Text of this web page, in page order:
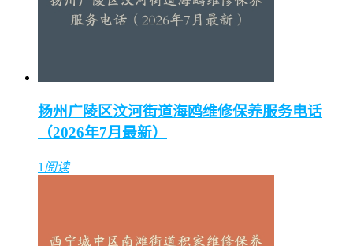
扬州广陵区汶河街道海鸥维修保养服务电话
（2026年7月最新）
1 阅读